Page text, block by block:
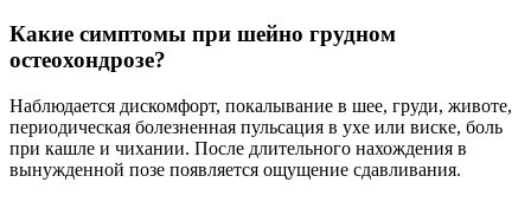
Какие симптомы при шейно грудном
остеохондрозе?
Наблюдается дискомфорт, покалывание в шее, груди, животе,
периодическая болезненная пульсация в ухе или виске, боль
при кашле и чихании. После длительного нахождения в
вынужденной позе появляется ощущение сдавливания.